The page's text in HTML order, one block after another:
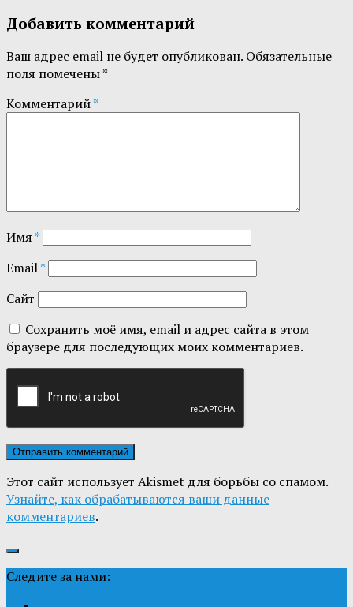
Добавить комментарий
Ваш адрес email не будет опубликован. Обязательные
поля помечены*
Комментарий*
Имя*
Email*
Сайт
Сохранить моё имя, email и адрес сайта в этом
браузере для последующих моих комментариев.
Этот сайт использует Akismet для борьбы со спамом.
Узнайте, как обрабатываются ваши данные
комментариев.
Следите за нами: